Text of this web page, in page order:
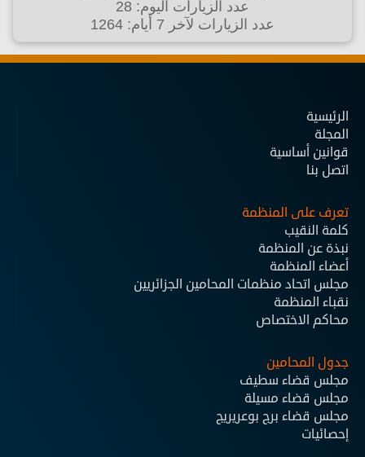
عدد الزيارات اليوم: 28
عدد الزيارات لآخر 7 أيام: 1264
الرئيسية
المجلة
قوانين أساسية
اتصل بنا
تعرف على المنظمة
كلمة النقيب
نبذة عن المنظمة
أعضاء المنظمة
مجلس اتحاد منظمات المحامين الجزائريين
نقباء المنظمة
محاكم الاختصاص
جدول المحامين
مجلس قضاء سطيف
مجلس قضاء مسيلة
مجلس قضاء برج بوعريريج
إحصائيات